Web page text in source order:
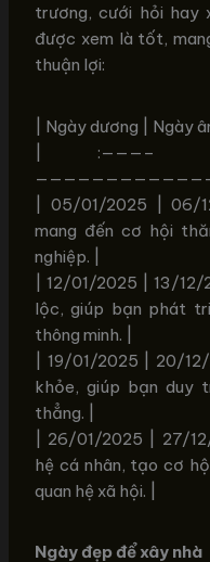
trương, cưới hỏi hay
được xem là tốt,
thuận lợi:
| Ngày dương | Ngày
|
| 05/01/2025 | 06/
mang đến cơ hội
nghiệp. |
| 12/01/2025 | 13/
lộc, giúp bạn phát
thông minh. |
| 19/01/2025 | 20/
khỏe, giúp bạn duy
thẳng. |
| 26/01/2025 | 27/
hệ cá nhân, tạo cơ
quan hệ xã hội. |
Ngày đẹp để xây nhà